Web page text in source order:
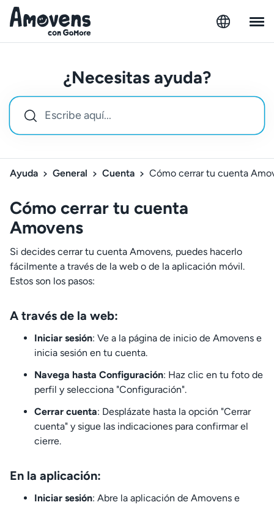
¿Necesitas ayuda?
Ayuda General Cuenta Cómo cerrar tu cuenta
Cómo cerrar tu cuenta
Amovens
Si decides cerrar tu cuenta Amovens, puedes hacerlo
fácilmente a través de la web o de la aplicación móvil.
Estos son los pasos:
A través de la web:
Iniciar sesión: Ve a la página de inicio de Amovens e
inicia sesión en tu cuenta.
Navega hasta Configuración: Haz clic en tu foto de
perfil y selecciona "Configuración".
Cerrar cuenta: Desplázate hasta la opción "Cerrar
cuenta" y sigue las indicaciones para confirmar el
cierre.
En la aplicación:
Iniciar sesión: Abre la aplicación de Amovens e